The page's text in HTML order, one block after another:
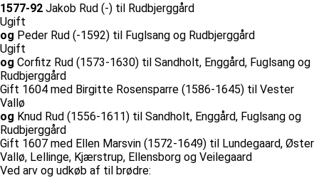
1577-92 Jakob Rud (-) til Rudbjerggård
Ugift
og Peder Rud (-1592) til Fuglsang og Rudbjerggård
Ugift
og Corfitz Rud (1573-1630) til Sandholt, Enggård, Fuglsang og
Rudbjerggård
Gift 1604 med Birgitte Rosensparre (1586-1645) til Vester
Vallø
og Knud Rud (1556-1611) til Sandholt, Enggård, Fuglsang og
Rudbjerggård
Gift 1607 med Ellen Marsvin (1572-1649) til Lundegaard, Øster
Vallø, Lellinge, Kjærstrup, Ellensborg og Veilegaard
Ved arv og udkøb af til brødre: